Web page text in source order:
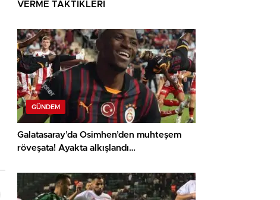
VERME TAKTİKLERİ
GÜNDEM
Galatasaray’da Osimhen’den muhteşem
röveşata! Ayakta alkışlandı…